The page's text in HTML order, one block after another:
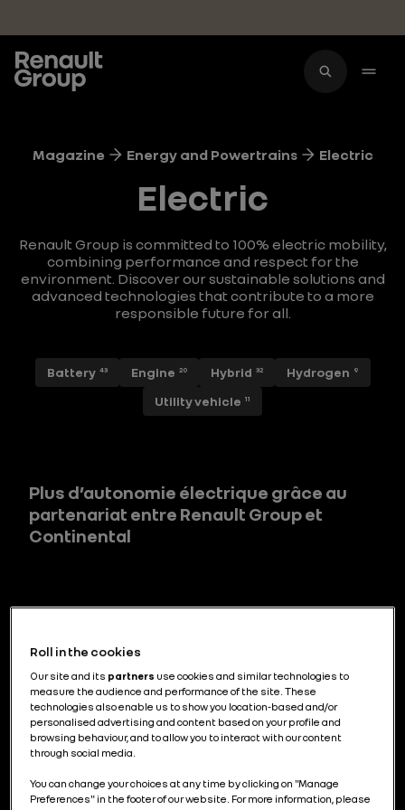
Magazine Energy and Powertrains Electric
Electric
Renault Group is committed to 100% electric mobility,
combining performance and respect for the
environment. Discover our sustainable solutions and
advanced technologies that contribute to a more
responsible future for all.
Battery 43 Engine 20 Hybrid 32 Hydrogen 9
Utility vehicle 11
Plus d’autonomie électrique grâce au
partenariat entre Renault Group et
Continental
suite de son histoire sportive
France : un modèle exigeant,
Roll in the cookies
Our site and its partners use cookies and similar technologies to
measure the audience and performance of the site. These
technologies also enable us to show you location-based and/or
personalised advertising and content based on your profile and
browsing behaviour, and to allow you to interact with our content
through social media.
You can change your choices at any time by clicking on "Manage
Preferences" in the footer of our website. For more information, please